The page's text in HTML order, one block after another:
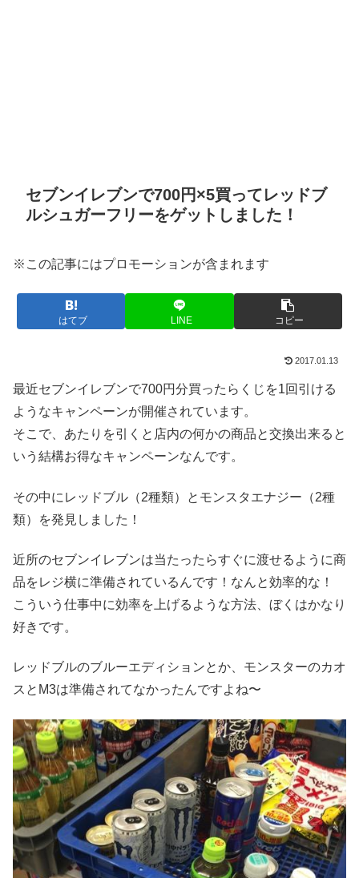
セブンイレブンで700円×5買ってレッドブ
ルシュガーフリーをゲットしました！
※この記事にはプロモーションが含まれます
はてブ LINE コピー
2017.01.13
最近セブンイレブンで700円分買ったらくじを1回引ける
ようなキャンペーンが開催されています。
そこで、あたりを引くと店内の何かの商品と交換出来ると
いう結構お得なキャンペーンなんです。
その中にレッドブル（2種類）とモンスタエナジー（2種
類）を発見しました！
近所のセブンイレブンは当たったらすぐに渡せるように商
品をレジ横に準備されているんです！なんと効率的な！
こういう仕事中に効率を上げるような方法、ぼくはかなり
好きです。
レッドブルのブルーエディションとか、モンスターのカオ
スとM3は準備されてなかったんですよね〜